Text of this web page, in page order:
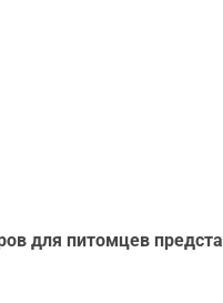
для питомцев